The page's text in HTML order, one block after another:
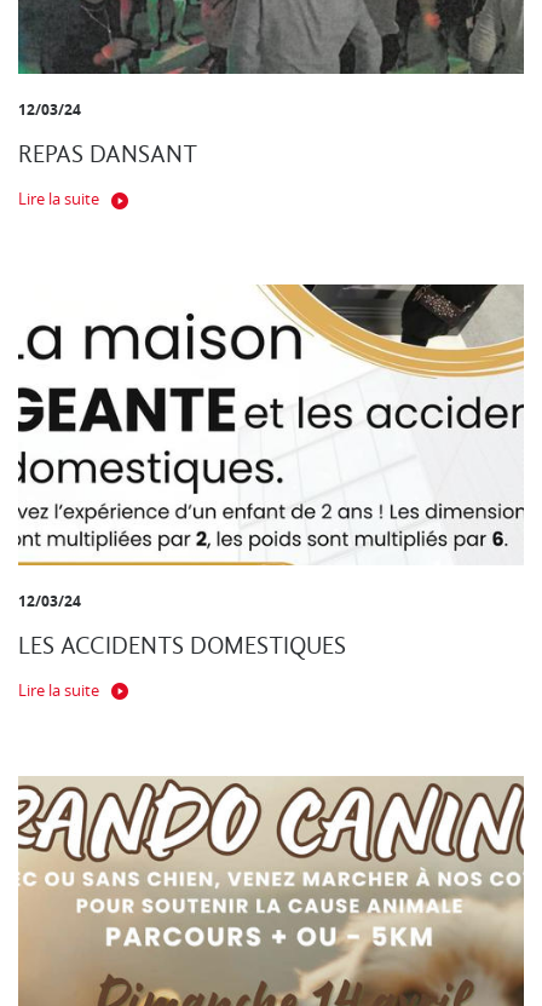
12/03/24
REPAS DANSANT
Lire la suite
12/03/24
LES ACCIDENTS DOMESTIQUES
Lire la suite